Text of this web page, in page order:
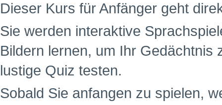
Dieser Kurs für Anfänger geht
Sie werden interaktive
Bildern lernen, um Ihr Gedächtnis
lustige Quiz testen.
Sobald Sie anfangen zu spielen,